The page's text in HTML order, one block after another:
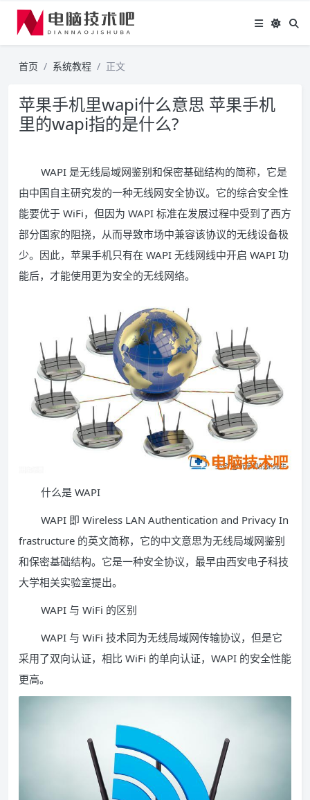
首页 系统教程 正文
苹果手机里wapi什么意思 苹果手机
里的wapi指的是什么?
WAPI 是无线局域网鉴别和保密基础结构的简称，它是
由中国自主研究发的一种无线网安全协议。它的综合安全性
能要优于 WiFi，但因为 WAPI 标准在发展过程中受到了西方
部分国家的阻挠，从而导致市场中兼容该协议的无线设备极
少。因此，苹果手机只有在 WAPI 无线网线中开启 WAPI 功
能后，才能使用更为安全的无线网络。
什么是 WAPI
WAPI 即 Wireless LAN Authentication and Privacy In
frastructure 的英文简称，它的中文意思为无线局域网鉴别
和保密基础结构。它是一种安全协议，最早由西安电子科技
大学相关实验室提出。
WAPI 与 WiFi 的区别
WAPI 与 WiFi 技术同为无线局域网传输协议，但是它
采用了双向认证，相比 WiFi 的单向认证，WAPI 的安全性能
更高。